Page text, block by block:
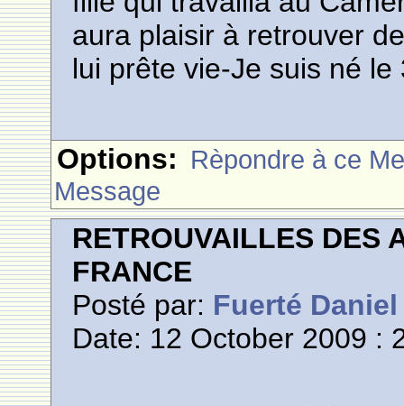
aura plaisir à retrouver
lui prête vie-Je suis né
Options: Rèpondre à ce
Message
RETROUVAILLES DES
FRANCE
Posté par: Fuerté Daniel
Date: 12 October 2009 :